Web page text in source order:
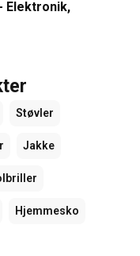
Elektronik,
Støvler
Jakke
Hjemmesko